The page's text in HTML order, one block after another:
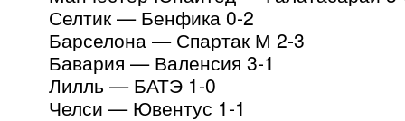
Селтик — Бенфика 0-2
Барселона — Спартак М 2-3
Бавария — Валенсия 3-1
Лилль — БАТЭ 1-0
Челси — Ювентус 1-1